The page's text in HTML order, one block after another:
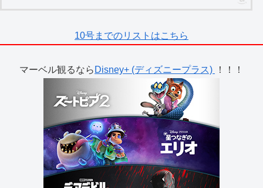
10号までのリストはこちら
マーベル観るなら Disney+ (ディズニープラス) ！！！